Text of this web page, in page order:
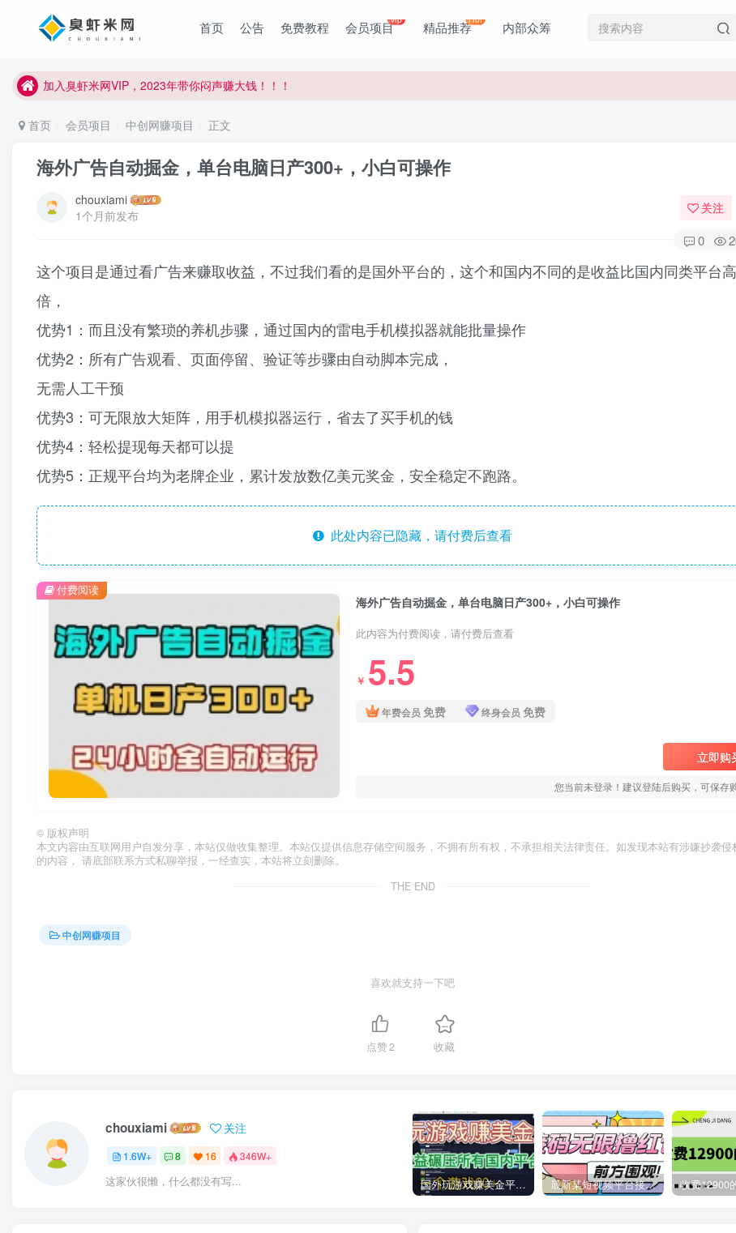
首页 公告 免费教程 会员项目vip 精品推荐Hot 内部众筹
加入臭虾米网VIP，2023年带你闷声赚大钱！！！
加入臭虾米网VIP，2023年带你闷声赚大钱！！！
首页 会员项目 中创网赚项目 正文
海外广告自动掘金，单台电脑日产300+，小白可操作
chouxiami
1个月前发布
关注
0
这个项目是通过看广告来赚取收益，不过我们看的是国外平台的，这个和国内不同的是收益比国内同类平台
倍，
优势1：而且没有繁琐的养机步骤，通过国内的雷电手机模拟器就能批量操作
优势2：所有广告观看、页面停留、验证等步骤由自动脚本完成，
无需人工干预
优势3：可无限放大矩阵，用手机模拟器运行，省去了买手机的钱
优势4：轻松提现每天都可以提
优势5：正规平台均为老牌企业，累计发放数亿美元奖金，安全稳定不跑路。
此处内容已隐藏，请付费后查看
海外广告自动掘金，单台电脑日产300+，小白可操作
此内容为付费阅读，请付费后查看
￥ 5.5
年费会员 免费 终身会员 免费
立即购
您当前未登录！建议登陆后购买，可保存
付费阅读
© 版权声明
本文内容由互联网用户自发分享，本站仅做收集整理。本站仅提供信息存储空间服务，不拥有所有权，不承担相关法律责任。如发现本站有涉嫌抄袭侵
的内容， 请底部联系方式私聊举报，一经查实，本站将立刻删除。
THE END
中创网赚项目
喜欢就支持一下吧
点赞2 收藏
chouxiami 关注
1.6W+ 8 16 346W+
这家伙很懒，什么都没有写... 国外玩游戏赚美金平台，一个游戏60+，收益碾压国内所有平台 最新某短视频平台接码看广告，无限撸1.3元项目【软件+详细操作教程】